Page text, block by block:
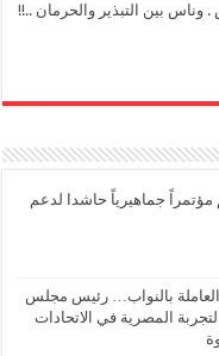
بين التبذير والحرمان ..!!
جماهيرياً حاشدا لدعم
العاملة بالنواب… رئيس مجلس
المصرية في الاتحادات